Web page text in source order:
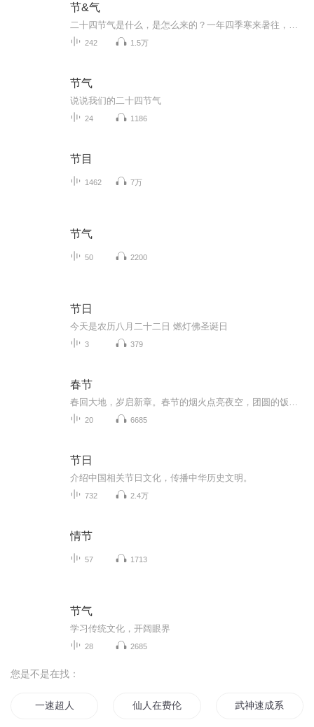
节&气
242 1.5万
节气
说说我们的二十四节气
24 1186
节目
1462 7万
节气
50 2200
节日
今天是农历八月二十二日 燃灯佛圣诞日
3 379
春节
20 6685
节日
介绍中国相关节日文化，传播中华历史文明。
732 2.4万
情节
57 1713
节气
学习传统文化，开阔眼界
28 2685
您是不是在找：
一速超人 仙人在费伦 武神速成系统